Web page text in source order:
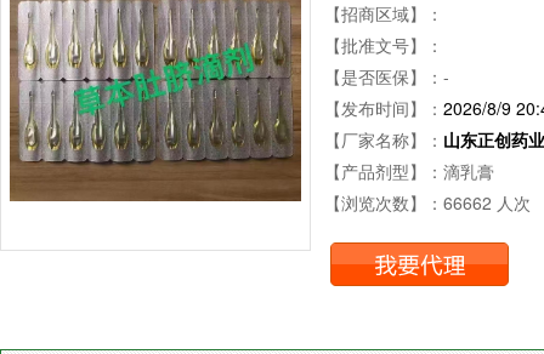
【招商区域】：
【批准文号】：
【是否医保】：-
【发布时间】： 2026/8/9
【厂家名称】： 山东正创药
【产品剂型】：滴乳膏
【浏览次数】：66662 人次